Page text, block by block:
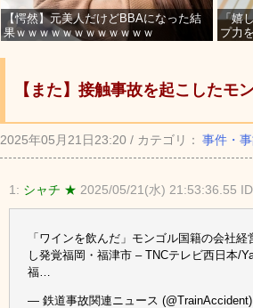
【愕然】元美人だけどBBAになった結
果ｗｗｗｗｗｗｗｗｗｗｗｗ
「嬉
プ力
【また】接触事故を起こしたモ
2025年05月21日23:20 / カテゴリ： 事件・
1: シャチ ★ 2025/05/21(水) 21:53:36.55
「ワインを飲んだ」モンゴル国籍の会社
し発覚福岡・福津市 – TNCテレビ西日本/
福…
— 鉄道事故関連ニュース (@TrainAccident)